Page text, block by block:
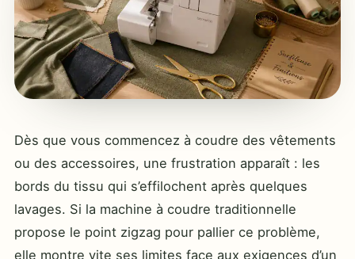
Dès que vous commencez à coudre des vêtements
ou des accessoires, une frustration apparaît : les
bords du tissu qui s’effilochent après quelques
lavages. Si la machine à coudre traditionnelle
propose le point zigzag pour pallier ce problème,
elle montre vite ses limites face aux exigences d’un